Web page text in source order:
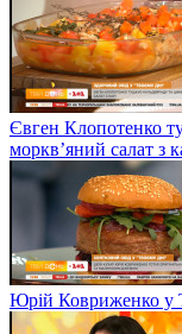
Євген Клопотенко
моркв’яний салат з
Юрій Ковриженко у